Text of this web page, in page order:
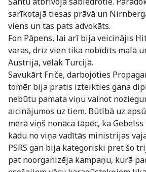
sarīkotajā tiesas prāvā un
viens un tas pats advokāts.
Fon Pāpens, lai arī bija veicinājis
varas, drīz vien tika nobīdīts malā
Austrijā, vēlāk Turcijā.
Savukārt Friče, darbojoties
tomēr bija pratis izteikties gana
nebūtu pamata viņu vainot
aicinājumos uz tiem. Būtībā uz
mērā viņš nonāca tāpēc, ka
kādu no viņa vadītās ministrijas
PSRS gan bija kategoriski pret šo
pat noorganizēja kampaņu, kurā